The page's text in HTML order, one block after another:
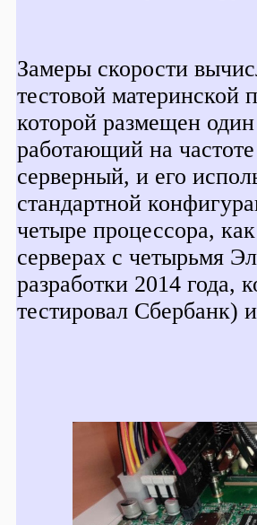
Замеры скорости
тестовой
которой размещен
работающий на
серверный, и его
стандартной
четыре процессора,
серверах с четырьмя
разработки 2014 года,
тестировал Сбербанк)